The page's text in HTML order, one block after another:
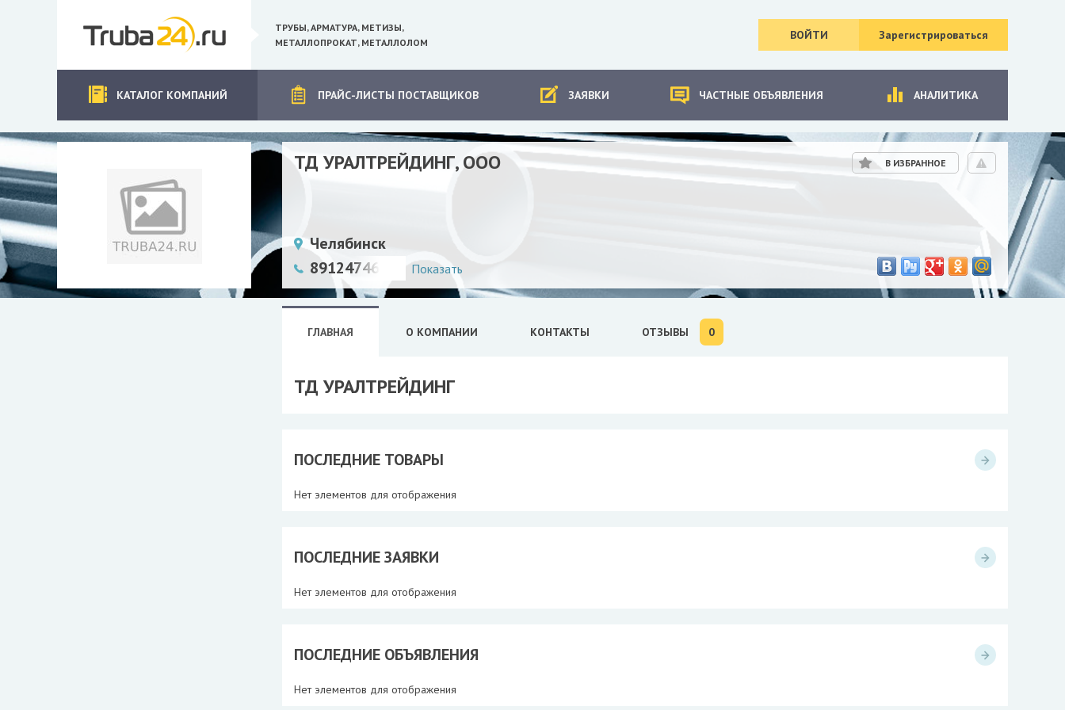
ТРУБЫ, АРМАТУРА, МЕТИЗЫ,
МЕТАЛЛОПРОКАТ, МЕТАЛЛОЛОМ
ВОЙТИ Зарегистрироваться
КАТАЛОГ КОМПАНИЙ ПРАЙС-ЛИСТЫ ПОСТАВЩИКОВ ЗАЯВКИ ЧАСТНЫЕ ОБЪЯВЛЕНИЯ АНАЛИТИКА
ТД УРАЛТРЕЙДИНГ, ООО
Челябинск
89124746423
Показать
В ИЗБРАННОЕ
ГЛАВНАЯ О КОМПАНИИ КОНТАКТЫ ОТЗЫВЫ 0
ТД УРАЛТРЕЙДИНГ
ПОСЛЕДНИЕ ТОВАРЫ
Нет элементов для отображения
ПОСЛЕДНИЕ ЗАЯВКИ
Нет элементов для отображения
ПОСЛЕДНИЕ ОБЪЯВЛЕНИЯ
Нет элементов для отображения